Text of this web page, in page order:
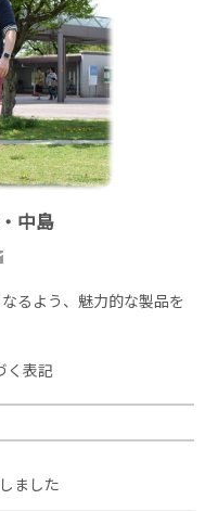
中島
るよう、魅力的な製品を
く表記
ました